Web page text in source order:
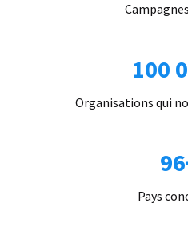
100
Organisations qui
Pays